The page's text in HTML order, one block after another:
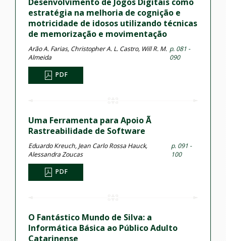
estratégia na melhoria de cognição e
motricidade de idosos utilizando técnicas
de memorização e movimentação
Arão A. Farias, Christopher A. L. Castro, Will R. M.
Almeida
p. 081 -
090
PDF
Uma Ferramenta para Apoio Ã
Rastreabilidade de Software
Eduardo Kreuch, Jean Carlo Rossa Hauck,
Alessandra Zoucas
p. 091 -
100
PDF
O Fantástico Mundo de Silva: a
Informática Básica ao Público Adulto
Catarinense